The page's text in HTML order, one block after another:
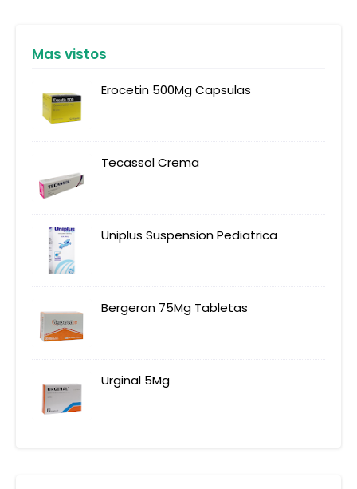
Mas vistos
Erocetin 500Mg Capsulas
Tecassol Crema
Uniplus Suspension Pediatrica
Bergeron 75Mg Tabletas
Urginal 5Mg